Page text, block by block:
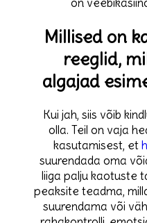
on
Millised on
reeglid,
algajad
Kui jah, siis võib
olla. Teil on vaja
kasutamisest, et
suurendada oma
liiga palju kaotuste
peaksite teadma,
suurendama või